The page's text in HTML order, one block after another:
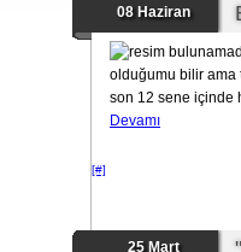
08 Haziran
olduğumu bilir ama
son 12 sene içinde
Devamı
[#]
25 Mart